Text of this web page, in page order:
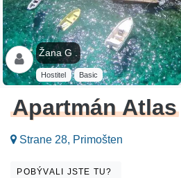
Žana G .
Hostitel Basic
Apartmán Atlas
Strane 28, Primošten
POBÝVALI JSTE TU?